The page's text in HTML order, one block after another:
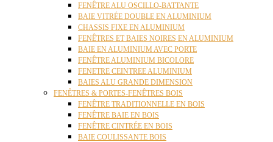
FENÊTRE ALU OSCILLO-BATTANTE
BAIE VITRÉE DOUBLE EN ALUMINIUM
CHASSIS FIXE EN ALUMINIUM
FENÊTRES ET BAIES NOIRES EN ALUMINIUM
BAIE EN ALUMINIUM AVEC PORTE
FENÊTRE ALUMINIUM BICOLORE
FENETRE CEINTREE ALUMINIUM
BAIES ALU GRANDE DIMENSION
FENÊTRES & PORTES-FENÊTRES BOIS
FENÊTRE TRADITIONNELLE EN BOIS
FENÊTRE BAIE EN BOIS
FENÊTRE CINTRÉE EN BOIS
BAIE COULISSANTE BOIS